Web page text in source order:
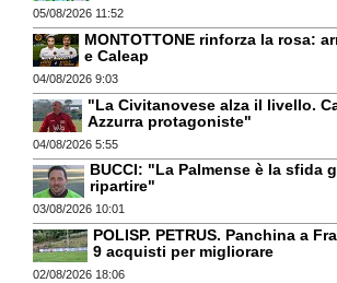
05/08/2026 11:52
MONTOTTONE rinforza la rosa:
e Caleap
04/08/2026 9:03
"La Civitanovese alza il livello.
Azzurra protagoniste"
04/08/2026 5:55
BUCCI: "La Palmense è la sfida
ripartire"
03/08/2026 10:01
POLISP. PETRUS. Panchina a
9 acquisti per migliorare
02/08/2026 18:06